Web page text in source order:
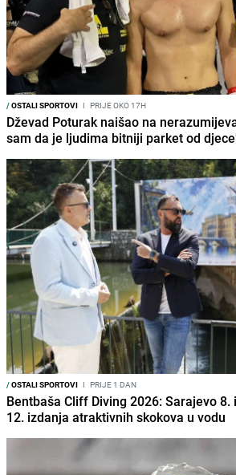
/OSTALI SPORTOVI I PRIJE OKO 17H
Dževad Poturak naišao na
sam da je ljudima bitniji parket od
/OSTALI SPORTOVI I PRIJE 1 DAN
Bentbaša Cliff Diving 2026: Sarajevo
12. izdanja atraktivnih skokova u vodu